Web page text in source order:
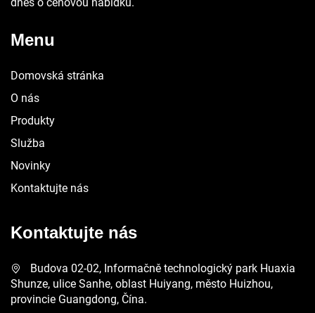
Menu
Domovská stránka
O nás
Produkty
Služba
Novinky
Kontaktujte nás
Kontaktujte nás
Budova 02-02, Informačně technologický park Huaxia
Shunze, ulice Sanhe, oblast Huiyang, město Huizhou,
provincie Guangdong, Čína.